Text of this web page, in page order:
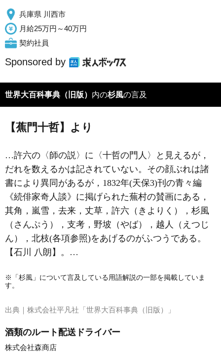
兵庫県 川西市
月給25万円～40万円
契約社員
Sponsored by
世界大百科事典（旧版） 内の杉風の言及
【蕉門十哲】より
…許六の〈師の説〉に〈十哲の門人〉と見えるが，
だれを数えるかは記されていない。その顔ぶれは諸
書により異同があるが，1832年(天保3)刊の青々編
《続俳家奇人談》に掲げられた蕪村の賛画にある，
其角，嵐雪，去来，丈草，許六（きよりく），杉風
（さんぷう），支考，野坡（やば），越人（えつじ
ん），北枝(各項参照)をあげるのがふつうである。
【石川 八朗】。…
※「杉風」について言及している用語解説の一部を掲載していま
す。
出典｜ 株式会社平凡社「世界大百科事典（旧版）」
酒類のルート配送ドライバー
株式会社森商店